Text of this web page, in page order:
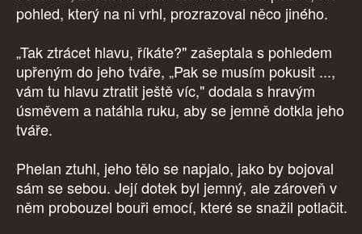
pohled, který na ni vrhl, prozrazoval něco jiného.
„Tak ztrácet hlavu, říkáte?" zašeptala s pohledem
upřeným do jeho tváře, „Pak se musím pokusit ...,
vám tu hlavu ztratit ještě víc," dodala s hravým
úsměvem a natáhla ruku, aby se jemně dotkla jeho
tváře.
Phelan ztuhl, jeho tělo se napjalo, jako by bojoval
sám se sebou. Její dotek byl jemný, ale zároveň v
něm probouzel bouři emocí, které se snažil potlačit.